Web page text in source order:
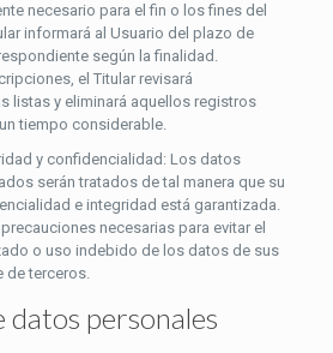
necesario para el fin o los fines del
informará al Usuario del plazo de
según la finalidad.
el Titular revisará
listas y eliminará aquellos registros
tiempo considerable.
y confidencialidad: Los datos
serán tratados de tal manera que su
e integridad está garantizada.
necesarias para evitar el
o uso indebido de los datos de sus
de terceros.
datos personales